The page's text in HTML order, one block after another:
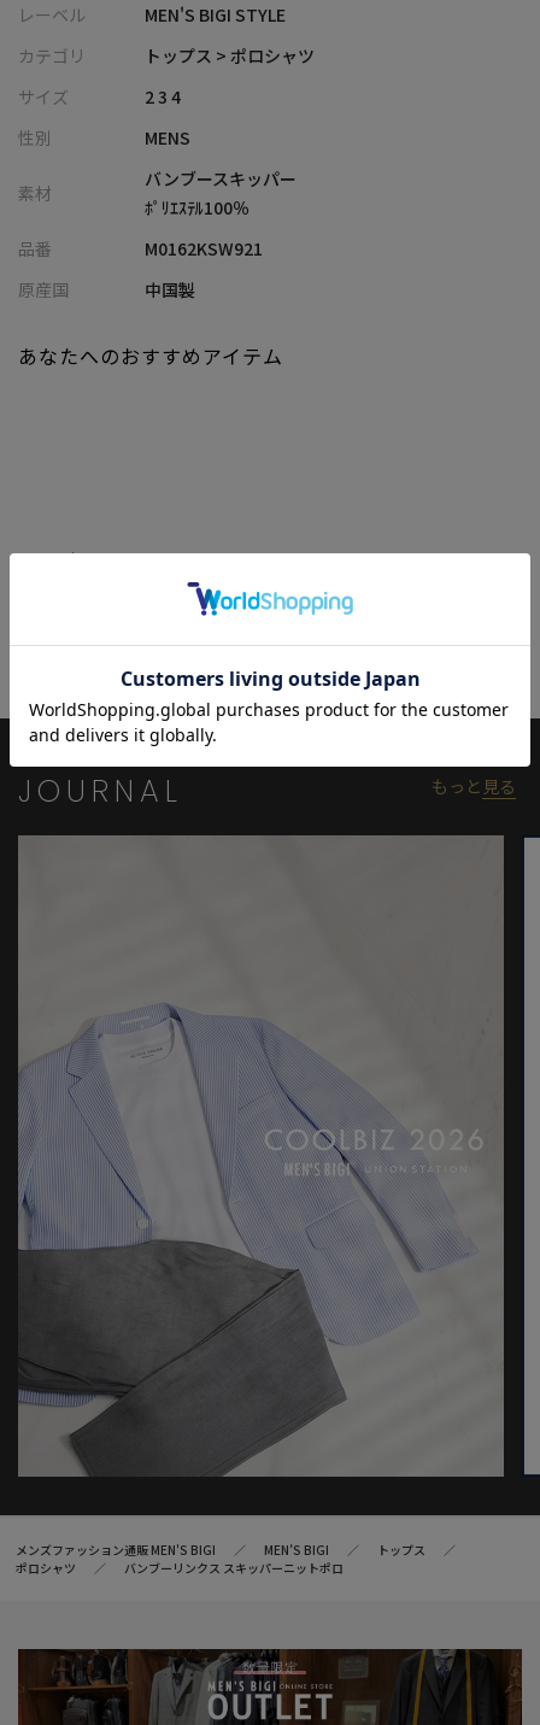
【デザイン/素材】
繊細な14ゲージニットに、リンクス編みで表現したバンブー柄を
ポリエステルブリスター素材ならではの軽さとソフトな風合いが
特徴で、滑らかな肌触りとさらりとした着心地を実現します。
肌離れが良く、家庭洗濯が可能なイージーケア性も魅力です。
程よくゆとりを持たせたベーシックシルエット。ニットならでは
の柔らかな落ち感が生まれ、上品で落ち着いた大人のスタイルに
【ディテール】
※画像はサンプルのため、色味やサイズ等の仕様が変更になる場
個体差が生じる場合がございます。
レーベル
MEN'S BIGI STYLE
カテゴリ
トップス > ポロシャツ
サイズ
2 3 4
性別
MENS
素材
バンブースキッパー
ﾎﾟﾘｴｽﾃﾙ100％
品番
M0162KSW921
原産国
中国製
関連商品
あなたへのおすすめアイテム
JOURNAL もっと 見る
メンズファッション通販 MEN'S BIGI MEN’S BIGI
トップス
ポロシャツ
バンブーリンクス スキッパーニットポロ